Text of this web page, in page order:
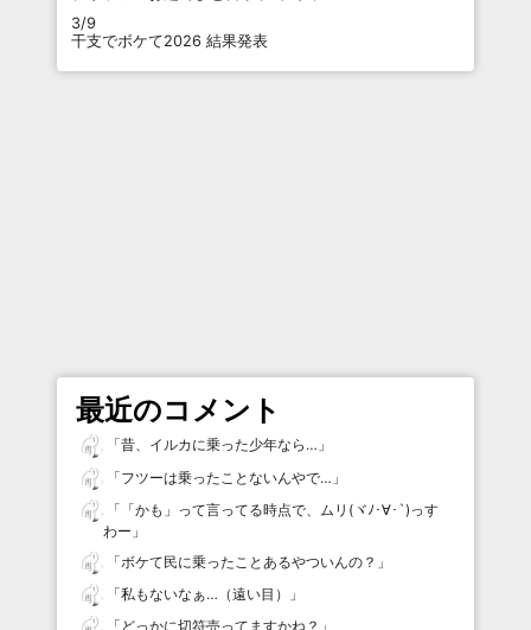
3/9
干支でボケて2026 結果発表
最近のコメント
「昔、イルカに乗った少年なら… 」
「フツーは乗ったことないんやで… 」
「 「かも」って言ってる時点で、ムリ(ヾﾉ･∀･`)っす
わー 」
「ボケて民に乗ったことあるやついんの？ 」
「私もないなぁ…（遠い目）
」
「 どっかに切符売ってますかね？ 」